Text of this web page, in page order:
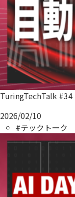
TuringTechTalk #34
2026/02/10
#テックトーク